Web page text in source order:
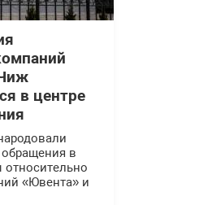
в центре
в
относительно
«Ювента» и